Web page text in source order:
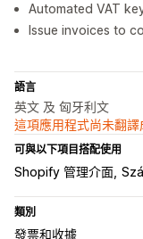
Automated VAT
Issue invoices to
語言
英文 及 匈牙利文
這項應用程式尚未翻
可與以下項目搭配使用
Shopify 管理介面
類別
發票和收據